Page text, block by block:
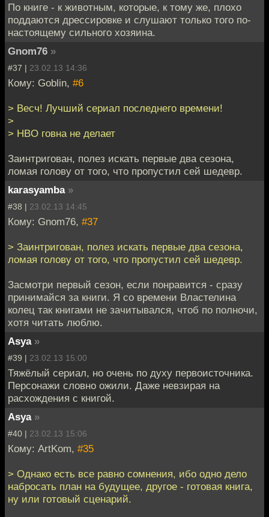
По книге - к животным, которые, к тому же, плохо
поддаются дрессировке и слушают только того по-
настоящему сильного хозяина.
Gnom76 »
#37 | 23.02.13 14:36
Кому: Goblin, #6
> Весч! Лучший сериал последнего времени!
>
> HBO говна не делает
Заинтригован, полез искать первые два сезона,
ломая голову от того, что пропустил сей шедевр.
karasyamba »
#38 | 23.02.13 14:45
Кому: Gnom76, #37
> Заинтригован, полез искать первые два сезона,
ломая голову от того, что пропустил сей шедевр.
Засмотри первый сезон, если понравится - сразу
принимайся за книги. Я со времени Властелина
колец так книгами не зачитывался, чтоб по полночи,
хотя читать люблю.
Asya »
#39 | 23.02.13 15:00
Тяжёлый сериал, но очень по духу первоисточника.
Персонажи словно ожили. Даже невзирая на
расхождения с книгой.
Asya »
#40 | 23.02.13 15:06
Кому: ArtKom, #35
> Однако есть все равно сомнения, ибо одно дело
набросать план на будущее, другое - готовая книга,
ну или готовый сценарий.